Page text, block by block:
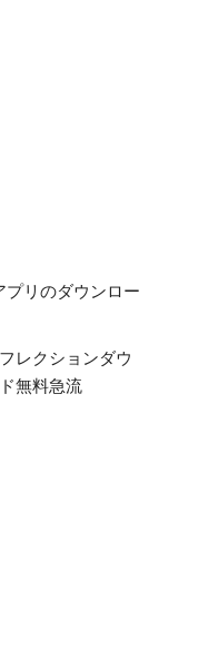
プリのダウンロー
レクションダウ
無料急流